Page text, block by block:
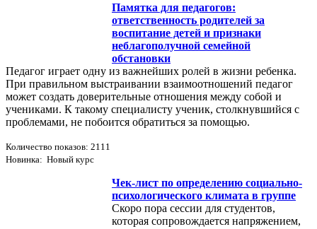
Памятка для педагогов:
ответственность родителей за
воспитание детей и признаки
неблагополучной семейной
обстановки
Педагог играет одну из важнейших ролей в жизни ребенка.
При правильном выстраивании взаимоотношений педагог
может создать доверительные отношения между собой и
учениками. К такому специалисту ученик, столкнувшийся с
проблемами, не побоится обратиться за помощью.
Количество показов: 2111
Новинка: Новый курс
Чек-лист по определению социально-
психологического климата в группе
Скоро пора сессии для студентов,
которая сопровождается напряжением,